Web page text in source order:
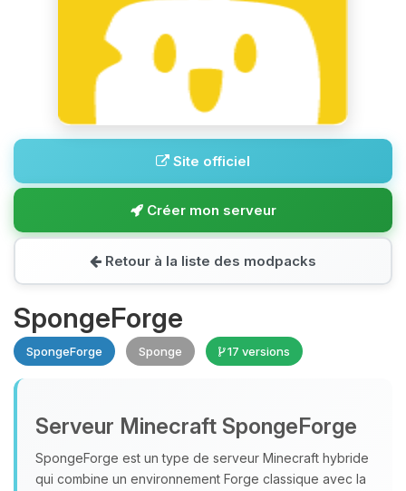
Site officiel
Créer mon serveur
Retour à la liste des modpacks
SpongeForge
SpongeForge Sponge 17 versions
Serveur Minecraft SpongeForge
SpongeForge est un type de serveur Minecraft hybride
qui combine un environnement Forge classique avec la